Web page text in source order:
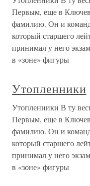
Первым, еще в
фамилию. Он и
который старшего
принимал у него
в «зоне» фигуры
Утопленники
Утопленники В ту
Первым, еще в
фамилию. Он и
который старшего
принимал у него
в «зоне» фигуры